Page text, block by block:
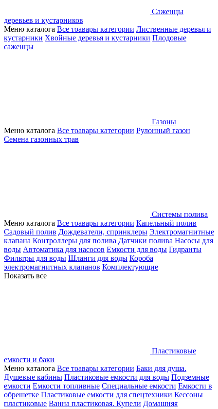
Саженцы
деревьев и кустарников
Меню каталога Все тоавары категории Лиственные деревья и
кустарники Хвойные деревья и кустарники Плодовые
саженцы
Газоны
Меню каталога Все тоавары категории Рулонный газон
Семена газонных трав
Системы полива
Меню каталога Все тоавары категории Капельный полив
Садовый полив Дождеватели, спринклеры Электромагнитные
клапана Контроллеры для полива Датчики полива Насосы для
воды Автоматика для насосов Емкости для воды Гидранты
Фильтры для воды Шланги для воды Короба
электромагнитных клапанов Комплектующие
Показать все
Пластиковые
емкости и баки
Меню каталога Все тоавары категории Баки для душа.
Душевые кабины Пластиковые емкости для воды Подземные
емкости Емкости топливные Специальные емкости Емкости в
обрешетке Пластиковые емкости для спецтехники Кессоны
пластиковые Ванна пластиковая. Купели Домашняя